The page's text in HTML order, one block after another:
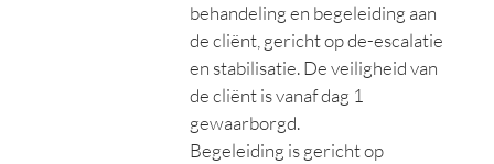
behandeling en begeleiding aan
de cliënt, gericht op de-escalatie
en stabilisatie. De veiligheid van
de cliënt is vanaf dag 1
gewaarborgd.
Begeleiding is gericht op